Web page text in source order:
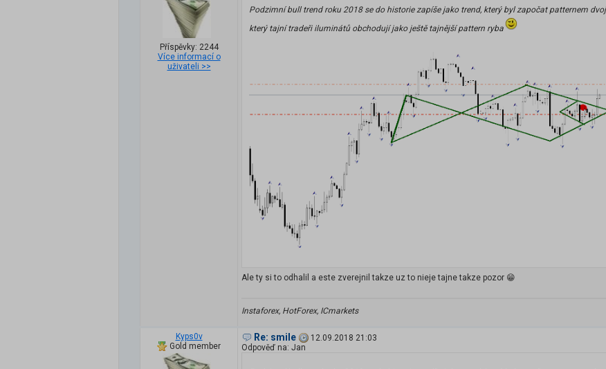
Příspěvky: 2244
Více informací o
uživateli >>
Podzimní bull trend roku 2018 se do historie zapíše jako trend, který byl započat patternem
který tajní tradeři iluminátů obchodují jako ještě tajnější pattern ryba
Ale ty si to odhalil a este zverejnil takze uz to nieje tajne takze pozor 😁
Instaforex, HotForex, ICmarkets
Kyps0v
Gold member
Re: smile
12.09.2018 21:03
Odpověď na: Jan